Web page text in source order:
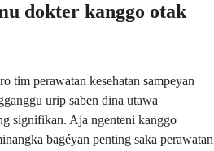
dokter kanggo otak
tim perawatan kesehatan sampeyan
urip saben dina utawa
signifikan. Aja ngenteni kanggo
bagéyan penting saka perawatan